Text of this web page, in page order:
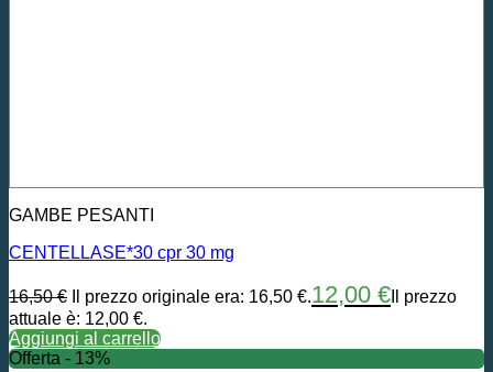
GAMBE PESANTI
CENTELLASE*30 cpr 30 mg
16,50€ Il prezzo originale era: 16,50 €.12,00 € Il prezzo
attuale è: 12,00 €.
Aggiungi al carrello
Offerta - 13%